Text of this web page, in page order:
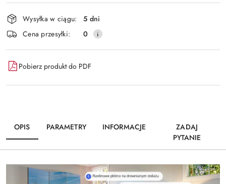
Wyślij
Dostępność
i
dostawa
Wysyłka w ciągu:
5 dni
Cena przesyłki:
0
Pobierz produkt do PDF
OPIS PARAMETRY INFORMACJE
ZADAJ
PYTANIE